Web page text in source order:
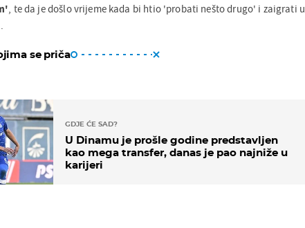
, te da je došlo vrijeme kada bi htio 'probati nešto drugo' i zaigrati u
se priča
GDJE ĆE SAD?
U Dinamu je prošle godine predstavljen
kao mega transfer, danas je pao najniže u
karijeri